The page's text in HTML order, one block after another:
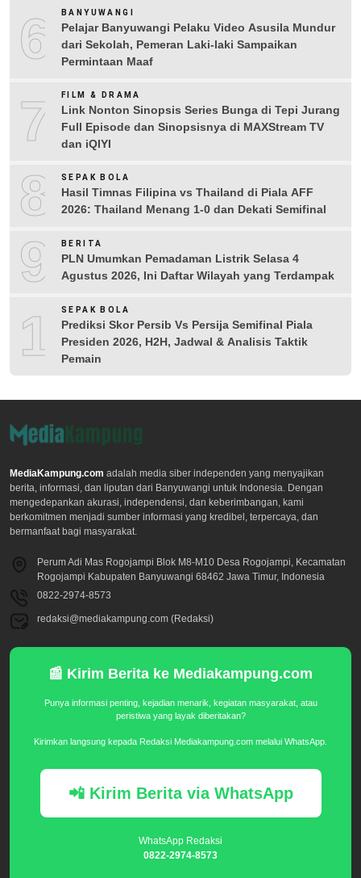
6 BANYUWANGI
Pelajar Banyuwangi Pelaku Video Asusila Mundur
dari Sekolah, Pemeran Laki-laki Sampaikan
Permintaan Maaf
7 FILM & DRAMA
Link Nonton Sinopsis Series Bunga di Tepi Jurang
Full Episode dan Sinopsisnya di MAXStream TV
dan iQIYI
8 SEPAK BOLA
Hasil Timnas Filipina vs Thailand di Piala AFF
2026: Thailand Menang 1-0 dan Dekati Semifinal
9 BERITA
PLN Umumkan Pemadaman Listrik Selasa 4
Agustus 2026, Ini Daftar Wilayah yang Terdampak
10SEPAK BOLA
Prediksi Skor Persib Vs Persija Semifinal Piala
Presiden 2026, H2H, Jadwal & Analisis Taktik
Pemain
MediaKampung.com adalah media siber independen yang menyajikan
berita, informasi, dan liputan dari Banyuwangi untuk Indonesia. Dengan
mengedepankan akurasi, independensi, dan keberimbangan, kami
berkomitmen menjadi sumber informasi yang kredibel, terpercaya, dan
bermanfaat bagi masyarakat.
Perum Adi Mas Rogojampi Blok M8-M10 Desa Rogojampi, Kecamatan
Rogojampi Kabupaten Banyuwangi 68462 Jawa Timur, Indonesia
0822-2974-8573
redaksi@mediakampung.com (Redaksi)
📰 Kirim Berita ke Mediakampung.com
Punya informasi penting, kejadian menarik, kegiatan masyarakat, atau
peristiwa yang layak diberitakan?
Kirimkan langsung kepada Redaksi Mediakampung.com melalui WhatsApp.
📲 Kirim Berita via WhatsApp
WhatsApp Redaksi
0822-2974-8573